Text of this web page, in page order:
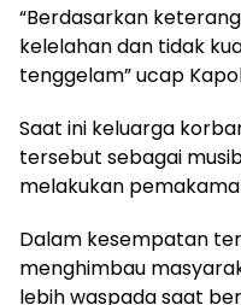
“Berdasarkan
kelelahan dan tidak
tenggelam” ucap
Saat ini keluarga
tersebut sebagai
melakukan
Dalam kesempatan
menghimbau
lebih waspada saat